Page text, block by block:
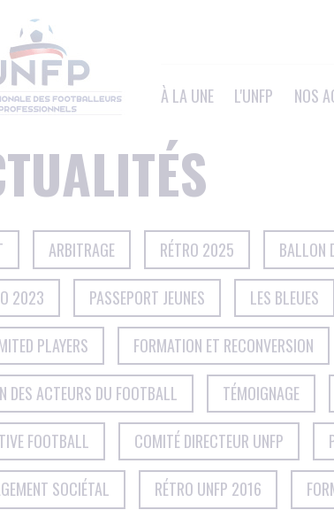
À LA UNE L'UNFP NOS
ARBITRAGE RÉTRO 2025 BALLON
2023 PASSEPORT JEUNES LES BLEUES
PLAYERS FORMATION ET RECONVERSION
DES ACTEURS DU FOOTBALL TÉMOIGNAGE
FOOTBALL COMITÉ DIRECTEUR UNFP
SOCIÉTAL RÉTRO UNFP 2016